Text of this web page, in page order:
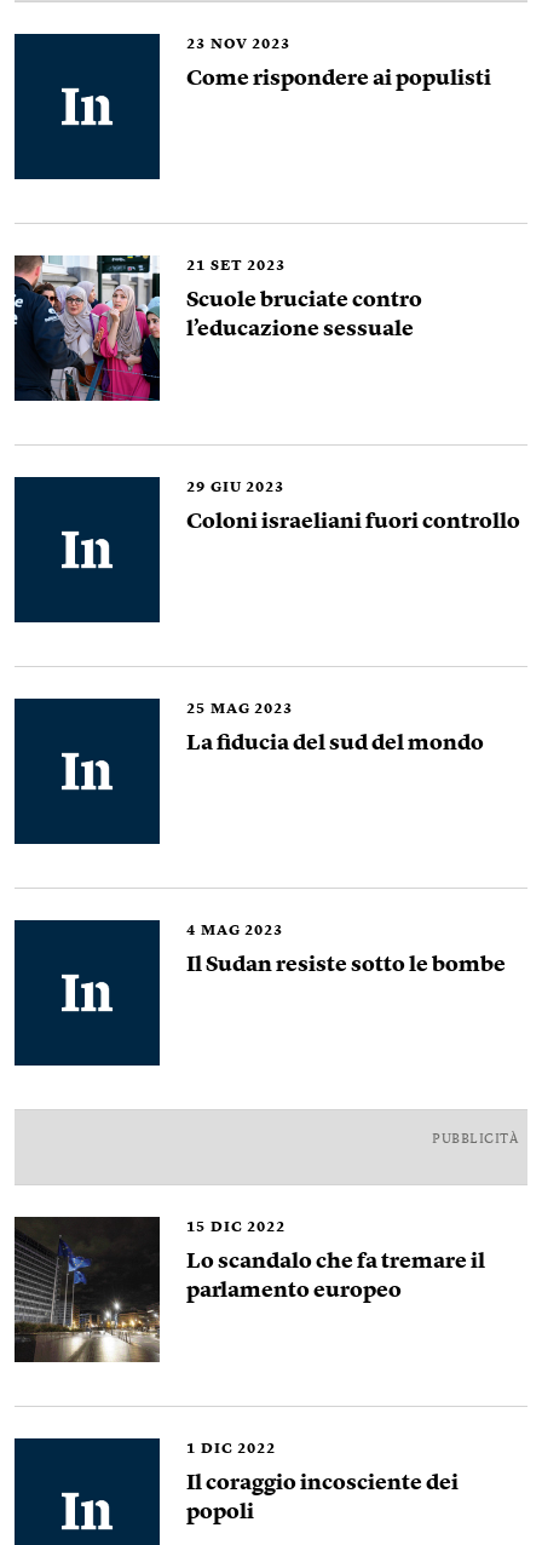
23 NOV 2023
Come rispondere ai populisti
21 SET 2023
Scuole bruciate contro
l’educazione sessuale
29 GIU 2023
Coloni israeliani fuori controllo
25 MAG 2023
La fiducia del sud del mondo
4 MAG 2023
Il Sudan resiste sotto le bombe
PUBBLICITÀ
15 DIC 2022
Lo scandalo che fa tremare il
parlamento europeo
1 DIC 2022
Il coraggio incosciente dei
popoli